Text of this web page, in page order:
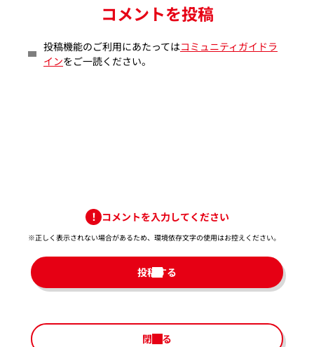
コメントを投稿
投稿機能のご利用にあたってはコミュニティガイドラ
インをご一読ください。
コメントを入力してください
※正しく表示されない場合があるため、環境依存文字の使用はお控えください。​
投稿する
閉じる